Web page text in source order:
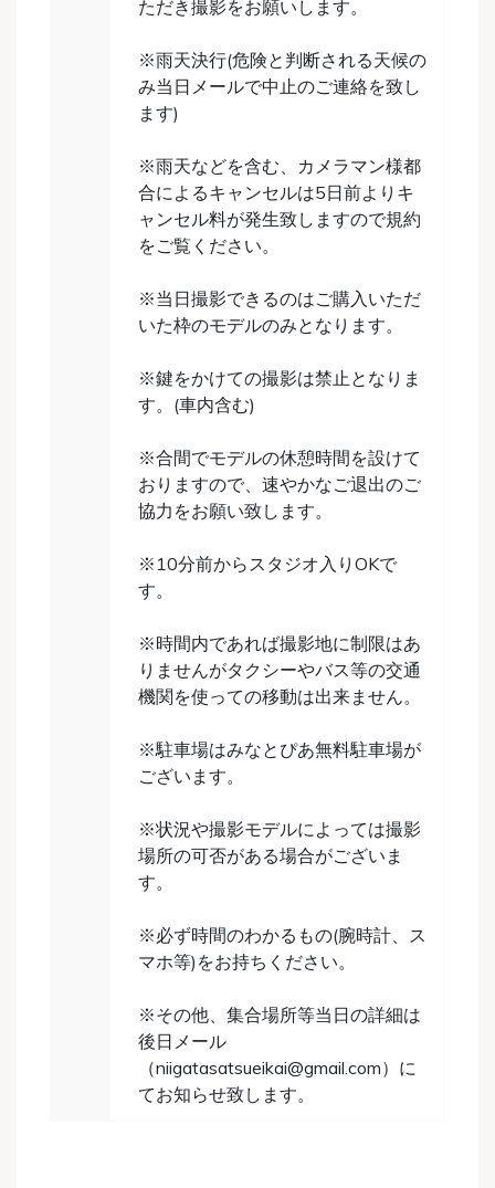
ただき撮影をお願いします。
※雨天決行(危険と判断される天候の
み当日メールで中止のご連絡を致し
ます)
※雨天などを含む、カメラマン様都
合によるキャンセルは5日前よりキ
ャンセル料が発生致しますので規約
をご覧ください。
※当日撮影できるのはご購入いただ
いた枠のモデルのみとなります。
※鍵をかけての撮影は禁止となりま
す。(車内含む)
※合間でモデルの休憩時間を設けて
おりますので、速やかなご退出のご
協力をお願い致します。
※10分前からスタジオ入りOKで
す。
※時間内であれば撮影地に制限はあ
りませんがタクシーやバス等の交通
機関を使っての移動は出来ません。
※駐車場はみなとぴあ無料駐車場が
ございます。
※状況や撮影モデルによっては撮影
場所の可否がある場合がございま
す。
※必ず時間のわかるもの(腕時計、ス
マホ等)をお持ちください。
※その他、集合場所等当日の詳細は
後日メール
（niigatasatsueikai@gmail.com）に
てお知らせ致します。